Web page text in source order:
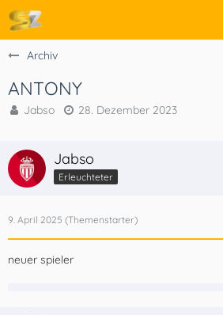
Archiv
ANTONY
Jabso 28. Dezember 2023
Jabso
Erleuchteter
9. April 2025
neuer spieler